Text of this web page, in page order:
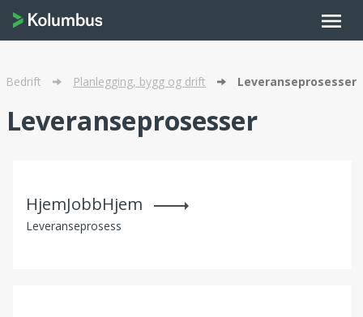
menu
Bedrift Planlegging, bygg og drift Leveranseprosesser
Leveranseprosesser
HjemJobbHjem
Leveranseprosess